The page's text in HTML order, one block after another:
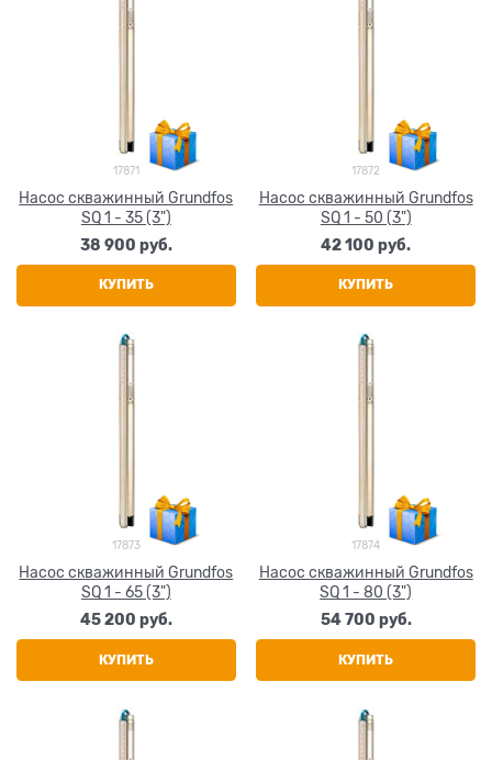
17871
Насос скважинный Grundfos
SQ 1 - 35 (3")
38 900 руб.
КУПИТЬ
17872
Насос скважинный Grundfos
SQ 1 - 50 (3")
42 100 руб.
КУПИТЬ
17873
Насос скважинный Grundfos
SQ 1 - 65 (3")
45 200 руб.
КУПИТЬ
17874
Насос скважинный Grundfos
SQ 1 - 80 (3")
54 700 руб.
КУПИТЬ